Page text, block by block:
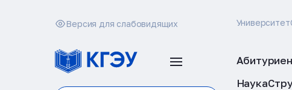
Версия для слабовидящих Университет
Наука